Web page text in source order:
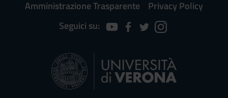
Amministrazione Trasparente
Privacy Policy
Seguici su: